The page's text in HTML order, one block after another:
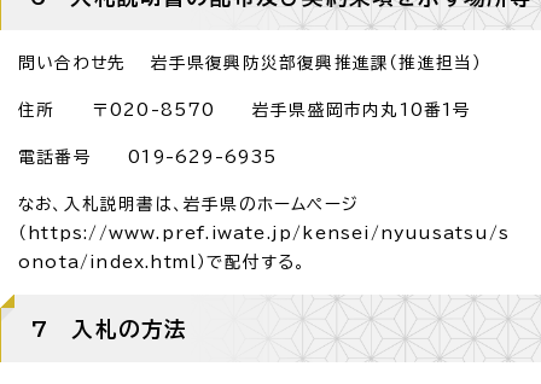
問い合わせ先 岩手県復興防災部復興推進課（推進担当）
住所 〒020-8570 岩手県盛岡市内丸10番1号
電話番号 019-629-6935
なお、入札説明書は、岩手県のホームページ
（https://www.pref.iwate.jp/kensei/nyuusatsu/s
onota/index.html）で配付する。
7 入札の方法